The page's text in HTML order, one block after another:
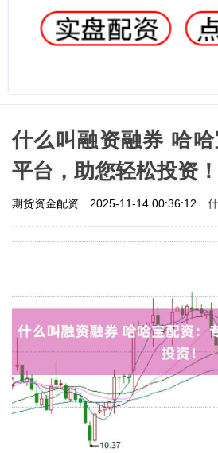
什么叫融资融券 哈
平台，助您轻松投资！
期货资金配资 2025-11-14 00:36:12